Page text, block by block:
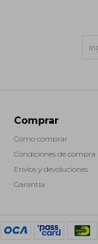
Comprar
Como comprar
Condiciones de compra
Envíos y devoluciones
Garantía